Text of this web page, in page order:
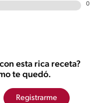
0
esta rica receta?
te quedó.
Registrarme